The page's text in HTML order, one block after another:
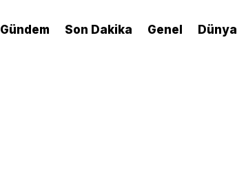
Gündem Son Dakika Genel Dünya